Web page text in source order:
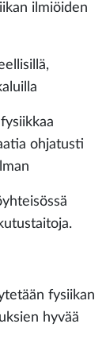
ilmiöiden
ohjatusti
fysiikan
hyvää